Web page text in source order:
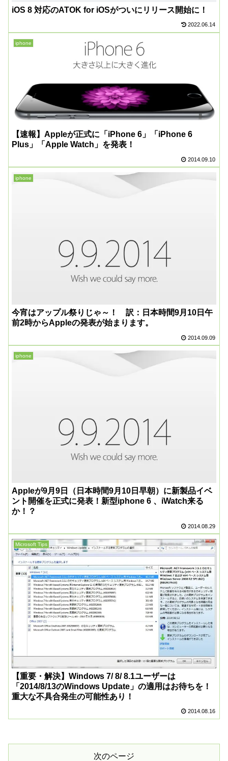
iOS 8 対応のATOK for iOSがついにリリース開始に！
2022.06.14
iphone
【速報】Appleが正式に「iPhone 6」「iPhone 6
Plus」「Apple Watch」を発表！
2014.09.10
iphone
今宵はアップル祭りじゃ～！ 訳：日本時間9月10日午
前2時からAppleの発表が始まります。
2014.09.09
iphone
Appleが9月9日（日本時間9月10日早朝）に新製品イベ
ント開催を正式に発表！新型iphone 6 、iWatch来る
か！？
2014.08.29
Microsoft Tips
【重要・解決】Windows 7/ 8/ 8.1ユーザーは
「2014/8/13のWindows Update」の適用はお待ちを！
重大な不具合発生の可能性あり！
2014.08.16
次のページ